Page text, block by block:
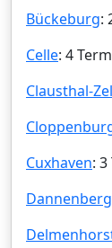
Bückeburg:
Celle: 4
Clausthal-
Cuxhaven:
Dannenberg